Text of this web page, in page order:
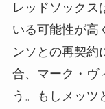
レッドソックス
いる可能性が高
ンソとの再契約
合、マーク・ヴ
う。もしメッツ